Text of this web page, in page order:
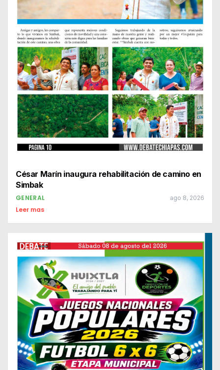
César Marín inaugura rehabilitación de camino en
Simbak
GENERAL ago 8, 2026
Leer mas